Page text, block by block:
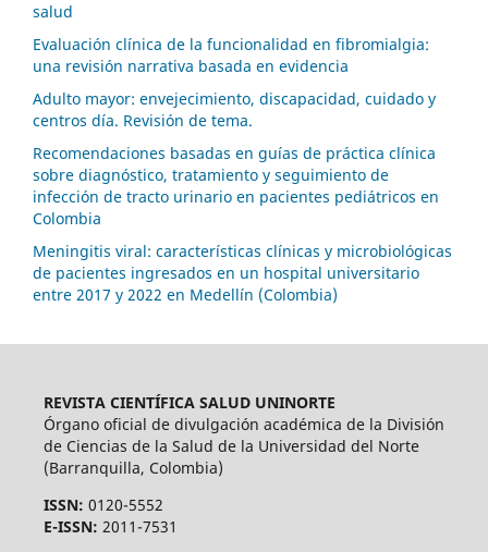
salud
Evaluación clínica de la funcionalidad en fibromialgia:
una revisión narrativa basada en evidencia
Adulto mayor: envejecimiento, discapacidad, cuidado y
centros día. Revisión de tema.
Recomendaciones basadas en guías de práctica clínica
sobre diagnóstico, tratamiento y seguimiento de
infección de tracto urinario en pacientes pediátricos en
Colombia
Meningitis viral: características clínicas y microbiológicas
de pacientes ingresados en un hospital universitario
entre 2017 y 2022 en Medellín (Colombia)
REVISTA CIENTÍFICA SALUD UNINORTE
Órgano oficial de divulgación académica de la División
de Ciencias de la Salud de la Universidad del Norte
(Barranquilla, Colombia)
ISSN: 0120-5552
E-ISSN: 2011-7531